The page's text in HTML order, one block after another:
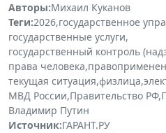
Авторы:Михаил Куканов
Теги:2026,государственное
государственные услуги,
государственный контроль
права человека,
текущая ситуация,физлица,
МВД России,Правительство РФ,
Владимир Путин
Источник:ГАРАНТ.РУ